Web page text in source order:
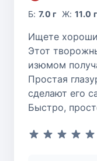
Б:7.0 г Ж: 11.0 г
Ищете
Этот
изюмом
Простая
сделают его
Быстро,